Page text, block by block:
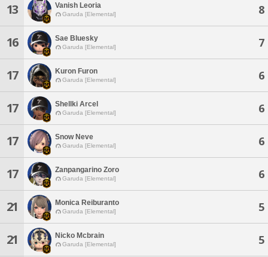
13 Vanish Leoria
Garuda [Elemental] 8
16 Sae Bluesky
Garuda [Elemental] 7
17 Kuron Furon
Garuda [Elemental] 6
17 Shellki Arcel
Garuda [Elemental] 6
17 Snow Neve
Garuda [Elemental] 6
17 Zanpangarino Zoro
Garuda [Elemental] 6
21 Monica Reiburanto
Garuda [Elemental] 5
21 Nicko Mcbrain
Garuda [Elemental] 5